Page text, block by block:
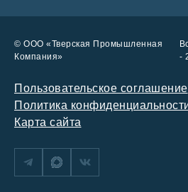
© ООО «Тверская Промышленная
Компания»
-
Пользовательское соглашение
Политика
Карта сайта